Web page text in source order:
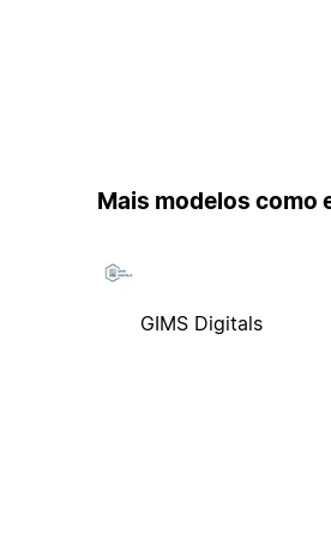
Mais modelos como
GIMS Digitals